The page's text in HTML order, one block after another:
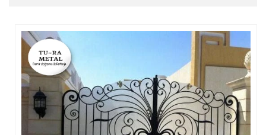
FERFORJE GARAJ KAPISI MODELLERİ
FERFORJE DUVAR ÜSTÜ KORKULUK MODELLERİ
FERFORJE BALKON KORKULUK MODELLERİ
FERFORJE MERDİVEN KORKULUK MODELLERİ